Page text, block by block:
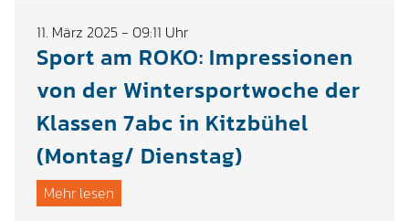
11. März 2025 - 09:11 Uhr
Sport am ROKO: Impressionen
von der Wintersportwoche der
Klassen 7abc in Kitzbühel
(Montag/ Dienstag)
Mehr lesen